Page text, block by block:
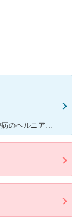
主人が突然歩けなくなってしまい、受診すると持病のヘルニアから来ているとのことですぐに入院となりました。手術が必要ということで初めてのことで不安でいっぱいでしたが、主治医の先生がとても話しやすく、説明も